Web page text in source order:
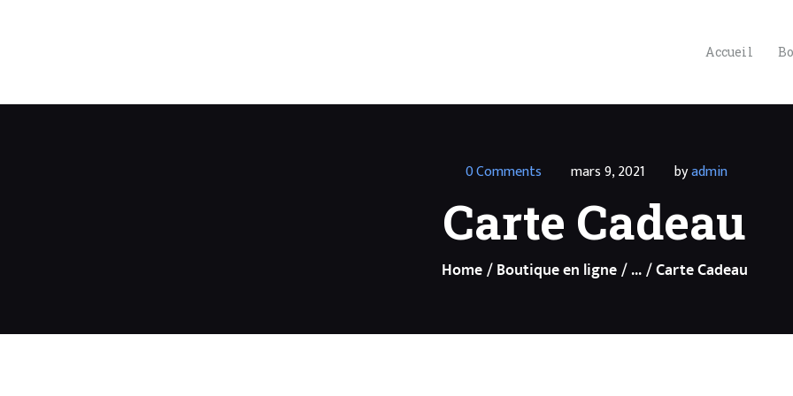
Accueil
0Comments mars 9, 2021 byadmin
Carte Cadeau
Home Boutique en ligne ... Carte Cadeau
LIGNE
PRÉPARATION
SÉANCE
D’HYPNOSE
SPIRITUELLE